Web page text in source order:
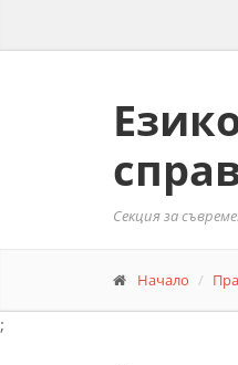
Секция за
Начало
;